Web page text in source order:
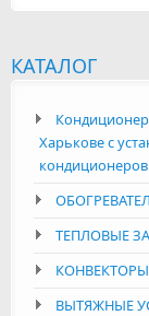
КАТАЛОГ
Харькове с
ТЕПЛОВЫЕ
КОНВЕКТОРЫ
ВЫТЯЖНЫЕ